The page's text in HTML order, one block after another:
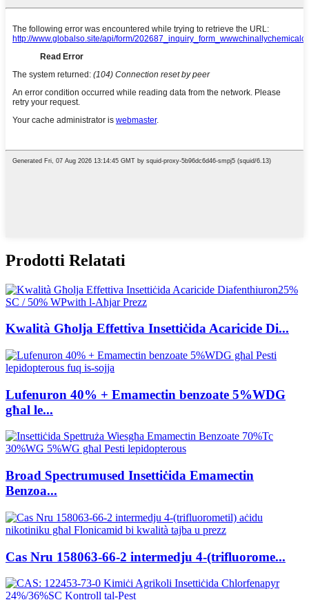
Prodotti Relatati
Kwalità Għolja Effettiva Insettiċida Acaricide Di...
Lufenuron 40% + Emamectin benzoate 5%WDG
għal le...
Broad Spectrumused Insettiċida Emamectin
Benzoa...
Cas Nru 158063-66-2 intermedju 4-(trifluorome...